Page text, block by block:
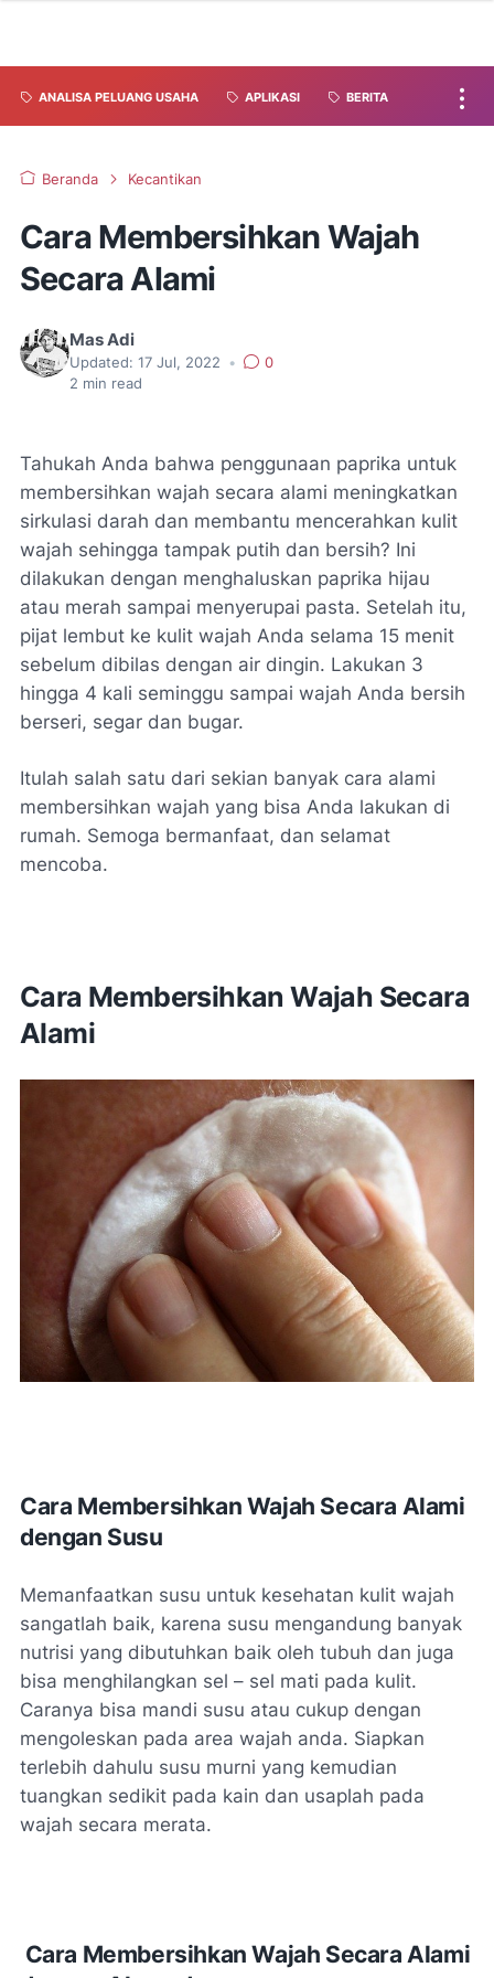
ANALISA PELUANG USAHA APLIKASI BERITA
Beranda Kecantikan
Cara Membersihkan Wajah
Secara Alami
Mas Adi
Updated: 17 Jul, 2022 •
0
2 min read
Tahukah Anda bahwa penggunaan paprika untuk
membersihkan wajah secara alami meningkatkan
sirkulasi darah dan membantu mencerahkan kulit
wajah sehingga tampak putih dan bersih? Ini
dilakukan dengan menghaluskan paprika hijau
atau merah sampai menyerupai pasta. Setelah itu,
pijat lembut ke kulit wajah Anda selama 15 menit
sebelum dibilas dengan air dingin. Lakukan 3
hingga 4 kali seminggu sampai wajah Anda bersih
berseri, segar dan bugar.
Itulah salah satu dari sekian banyak cara alami
membersihkan wajah yang bisa Anda lakukan di
rumah. Semoga bermanfaat, dan selamat
mencoba.
Cara Membersihkan Wajah Secara
Alami
Cara Membersihkan Wajah Secara Alami
dengan Susu
Memanfaatkan susu untuk kesehatan kulit wajah
sangatlah baik, karena susu mengandung banyak
nutrisi yang dibutuhkan baik oleh tubuh dan juga
bisa menghilangkan sel – sel mati pada kulit.
Caranya bisa mandi susu atau cukup dengan
mengoleskan pada area wajah anda. Siapkan
terlebih dahulu susu murni yang kemudian
tuangkan sedikit pada kain dan usaplah pada
wajah secara merata.
Cara Membersihkan Wajah Secara Alami